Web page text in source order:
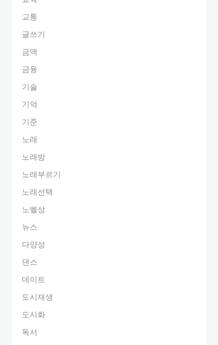
교통
글쓰기
금액
금융
기술
기억
기준
노래
노래방
노래부르기
노래선택
노벨상
뉴스
다양성
댄스
데이트
도시재생
도시화
독서